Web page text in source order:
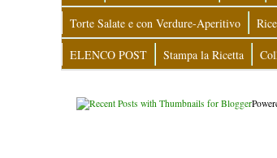
Torte Salate e con Verdure-Aperitivo
ELENCO POST Stampa la Ricetta